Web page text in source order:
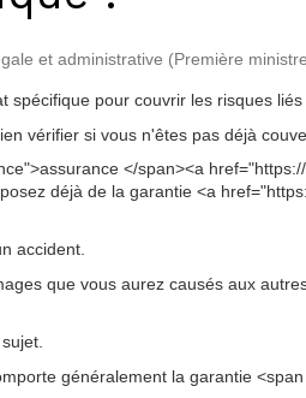
et administrative (Première
pour couvrir les risques
vérifier si vous n'êtes pas déjà
</span><a
déjà de la garantie <a
accident.
que vous aurez causés aux
généralement la garantie